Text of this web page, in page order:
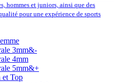
hommes et juniors, ainsi que des
pour une expérience de sports
3mm&-
4mm
5mm&+
et Top